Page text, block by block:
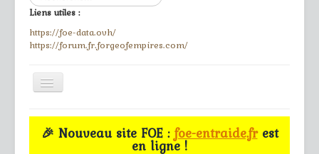
Liens utiles :
https://foe-data.ovh/
https://forum.fr.forgeofempires.com/
Toggle
Navigation
≡
Accueil
🎉 Nouveau site FOE :foe-entraide.frest
en ligne !